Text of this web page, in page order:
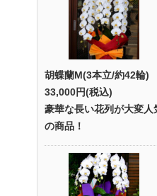
胡蝶蘭M(3本立/約42輪)
33,000円(税込)
豪華な長い花列が大変人
の商品！